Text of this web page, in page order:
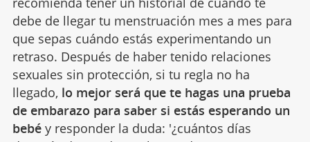
debe de llegar tu menstruación mes a mes para
que sepas cuándo estás experimentando un
retraso. Después de haber tenido relaciones
sexuales sin protección, si tu regla no ha
llegado, lo mejor será que te hagas una prueba
de embarazo para saber si estás esperando un
bebé y responder la duda: '¿cuántos días